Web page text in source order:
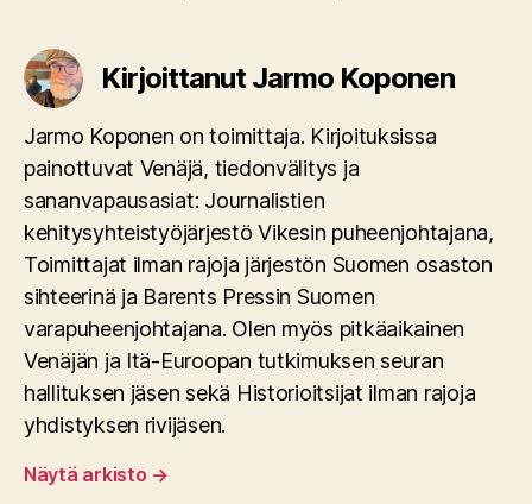
Kirjoittanut Jarmo Koponen
Jarmo Koponen on toimittaja. Kirjoituksissa
painottuvat Venäjä, tiedonvälitys ja
sananvapausasiat: Journalistien
kehitysyhteistyöjärjestö Vikesin puheenjohtajana,
Toimittajat ilman rajoja järjestön Suomen osaston
sihteerinä ja Barents Pressin Suomen
varapuheenjohtajana. Olen myös pitkäaikainen
Venäjän ja Itä-Euroopan tutkimuksen seuran
hallituksen jäsen sekä Historioitsijat ilman rajoja
yhdistyksen rivijäsen.
Näytä arkisto →